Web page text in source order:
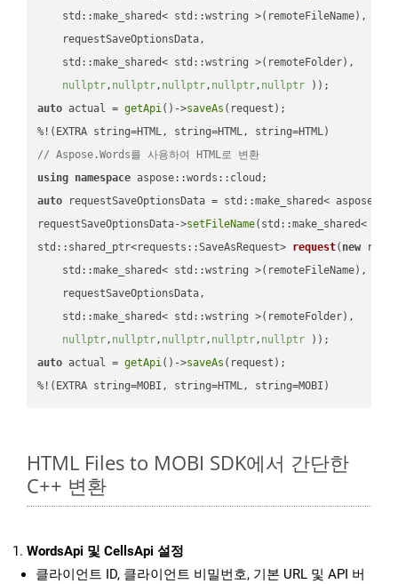
    std::make_shared< std::wstring >(remoteFileName),
    requestSaveOptionsData,
    std::make_shared< std::wstring >(remoteFolder),
nullptr, nullptr, nullptr, nullptr, nullptr ))
auto actual = getApi()->saveAs (request);
// Aspose.Words를 사용하여 HTML로 변환
using namespace
auto requestSaveOptionsData = std::make_shared<
requestSaveOptionsData->setFileName(std::make_shared<
std::shared_ptr<requests::SaveAsRequest> request( new
    std::make_shared< std::wstring >(remoteFileName),
    requestSaveOptionsData,
    std::make_shared< std::wstring >(remoteFolder),
nullptr, nullptr, nullptr, nullptr, nullptr ))
auto actual = getApi()->saveAs (request);
%!(EXTRA string=MOBI, string=HTML, string=MOBI)
HTML Files to MOBI SDK에서 간단한
C++ 변환
WordsApi 및 CellsApi 설정
클라이언트 ID, 클라이언트 비밀번호, 기본 URL 및 API 버